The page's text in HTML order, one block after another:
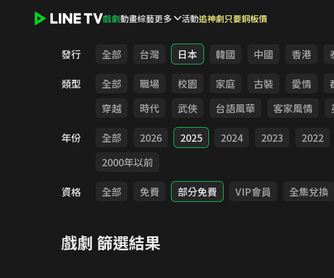
戲劇動畫綜藝更多 活動追神劇只要銅板價
發行 全部 台灣 日本 韓國 中國 香港
類型
全部 職場 校園 家庭 古裝 愛情
穿越
時代 武俠 台語風華 客家風情
年份
全部 2026 2025 2024 2023 2022
2000年以前
資格
全部 免費 部分免費 VIP會員 全集兌換
戲劇 篩選結果